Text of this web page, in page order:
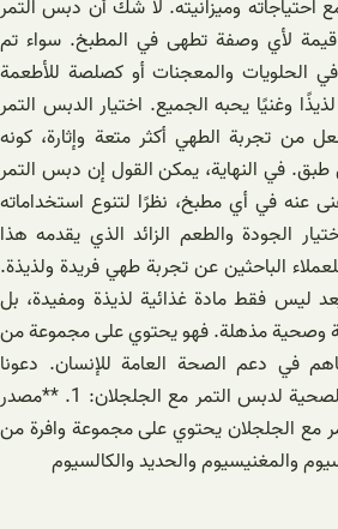
احتياجاته وميزانيته. لا شك أن دبس التمر
قيمة لأي وصفة تطهى في المطبخ. سواء تم
الحلويات والمعجنات أو كصلصة للأطعمة
وغنيًا يحبه الجميع. اختيار الدبس التمر
من تجربة الطهي أكثر متعة وإثارة، كونه
في النهاية، يمكن القول إن دبس التمر
عنه في أي مطبخ، نظرًا لتنوع استخداماته
الجودة والطعم الزائد الذي يقدمه هذا
الباحثين عن تجربة طهي فريدة ولذيذة.
ليس فقط مادة غذائية لذيذة ومفيدة، بل
وصحية مذهلة. فهو يحتوي على مجموعة من
في دعم الصحة العامة للإنسان. دعونا
نتحدث بعمق عن الفوائد الصحية لدبس التمر مع الجلجلان: 1. **مصدر
مع الجلجلان يحتوي على مجموعة وافرة من
والمغنيسيوم والحديد والكالسيوم